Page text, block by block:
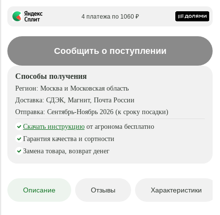
4 платежа по 1060 ₽
Сообщить о поступлении
Способы получения
Регион: Москва и Московская область
Доставка: СДЭК, Магнит, Почта России
Отправка: Сентябрь-Ноябрь 2026 (к сроку посадки)
Скачать инструкцию от агронома бесплатно
Гарантия качества и сортности
Замена товара, возврат денег
Описание Отзывы Характеристики